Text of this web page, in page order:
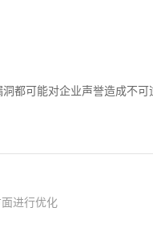
都可能对企业声誉造成不
进行优化